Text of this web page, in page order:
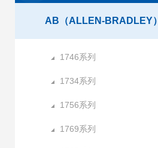
AB（ALLEN-BRADLEY）
1746系列
1734系列
1756系列
1769系列